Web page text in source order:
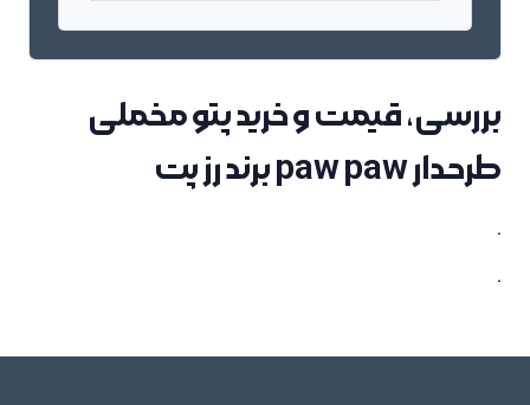
بررسی، قیمت و خرید پتو مخملی
طرحدار paw paw برند رز پت
.
.